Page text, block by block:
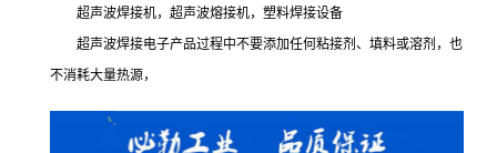
超声波焊接机，超声波熔接机，塑料焊接设备
超声波焊接电子产品过程中不要添加任何粘接剂、填料或溶剂，也
不消耗大量热源，